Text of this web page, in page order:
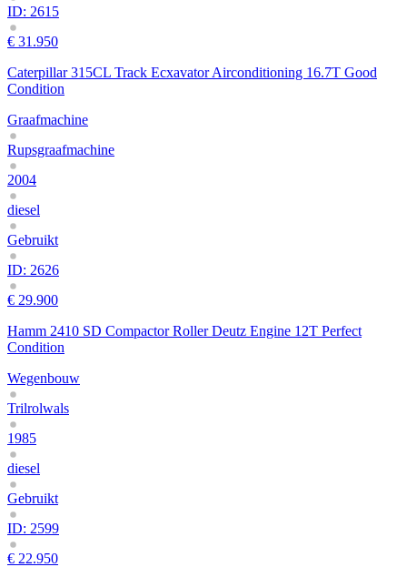
ID: 2615
€ 31.950
Caterpillar 315CL Track Ecxavator Airconditioning 16.7T Good
Condition
Graafmachine
Rupsgraafmachine
2004
diesel
Gebruikt
ID: 2626
€ 29.900
Hamm 2410 SD Compactor Roller Deutz Engine 12T Perfect
Condition
Wegenbouw
Trilrolwals
1985
diesel
Gebruikt
ID: 2599
€ 22.950